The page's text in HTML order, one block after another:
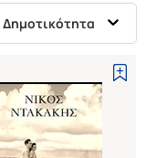
Δημοτικότητα